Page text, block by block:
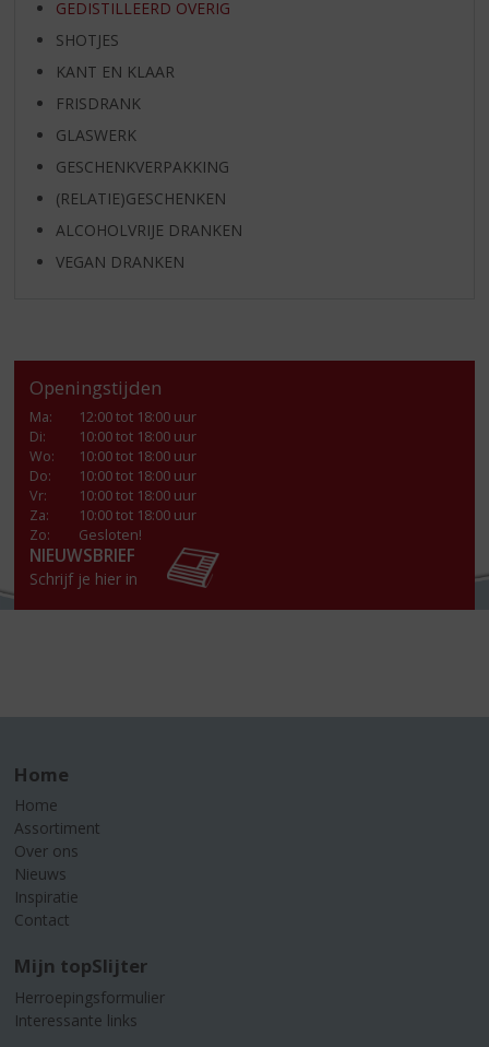
GEDISTILLEERD OVERIG
SHOTJES
KANT EN KLAAR
FRISDRANK
GLASWERK
GESCHENKVERPAKKING
(RELATIE)GESCHENKEN
ALCOHOLVRIJE DRANKEN
VEGAN DRANKEN
Openingstijden
Ma:
12:00 tot 18:00 uur
Di:
10:00 tot 18:00 uur
Wo:
10:00 tot 18:00 uur
Do:
10:00 tot 18:00 uur
Vr:
10:00 tot 18:00 uur
Za:
10:00 tot 18:00 uur
Zo:
Gesloten!
NIEUWSBRIEF
Schrijf je hier in
Home
Home
Assortiment
Over ons
Nieuws
Inspiratie
Contact
Mijn topSlijter
Herroepingsformulier
Interessante links